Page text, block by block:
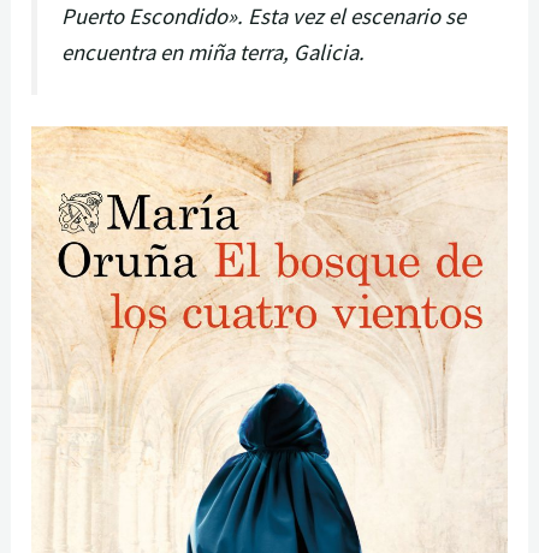
Puerto Escondido». Esta vez el escenario se
encuentra en miña terra, Galicia.